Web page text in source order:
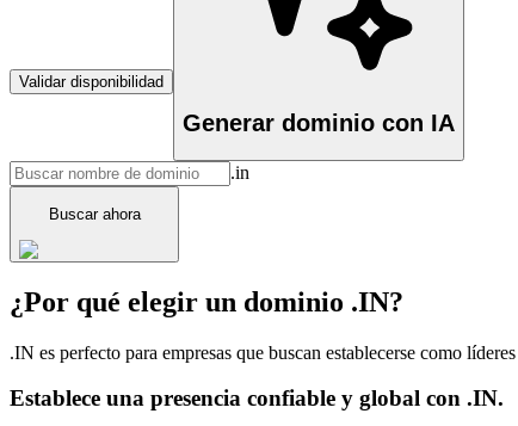
Validar disponibilidad
Generar dominio con IA
.in
Buscar ahora
¿Por qué elegir un dominio .IN?
.IN es perfecto para empresas que buscan establecerse como
Establece una presencia confiable y global con .IN.